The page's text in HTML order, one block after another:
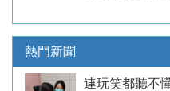
熱門新聞
連玩笑都聽不